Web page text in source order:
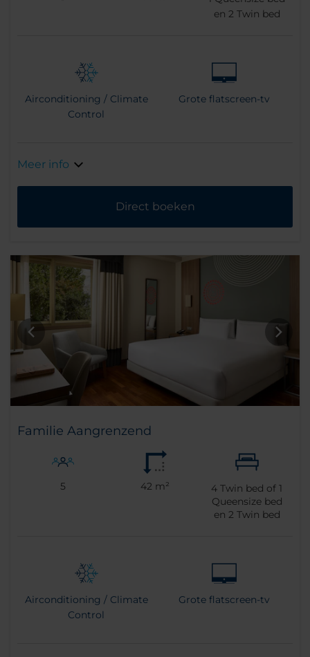
en 2 Twin bed
Airconditioning / Climate
Control
Grote flatscreen-tv
Meer info
Direct boeken
Familie Aangrenzend
5 42 m² 4 Twin bed of1
Queensize bed
en 2 Twin bed
Airconditioning / Climate
Control
Grote flatscreen-tv